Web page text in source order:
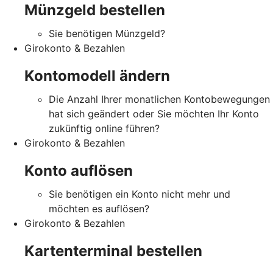
Münzgeld bestellen
Sie benötigen Münzgeld?
Girokonto & Bezahlen
Kontomodell ändern
Die Anzahl Ihrer monatlichen Kontobewegungen
hat sich geändert oder Sie möchten Ihr Konto
zukünftig online führen?
Girokonto & Bezahlen
Konto auflösen
Sie benötigen ein Konto nicht mehr und
möchten es auflösen?
Girokonto & Bezahlen
Kartenterminal bestellen